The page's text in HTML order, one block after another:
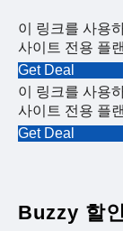
이 링크를 사용
사이트 전용 플
Get Deal
이 링크를 사용
사이트 전용 플
Get Deal
Buzzy 할